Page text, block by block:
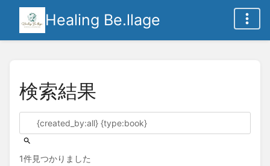
Healing Be.llage
検索結果
1件見つかりました